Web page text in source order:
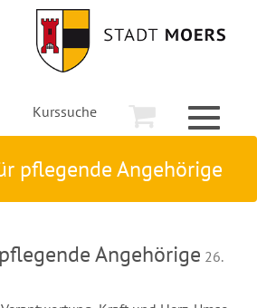
Kurssuche
Toggle
pflegende Angehörige
Angehörige 26.